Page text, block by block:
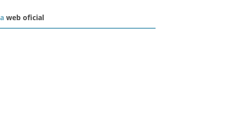
web oficial